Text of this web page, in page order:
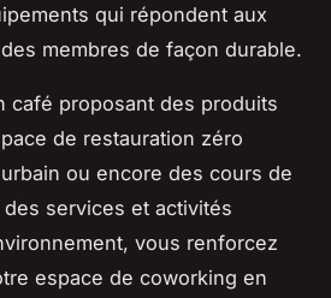
qui répondent aux
membres de façon durable.
café proposant des produits
de restauration zéro
ou encore des cours de
services et activités
vous renforcez
espace de coworking en